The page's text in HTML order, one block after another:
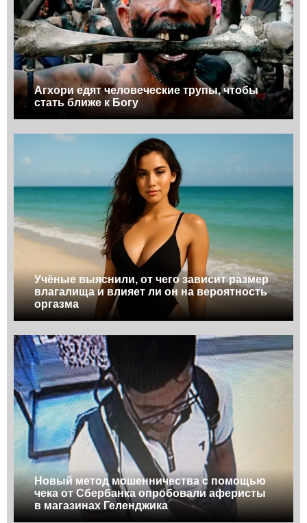
Агхори едят человеческие трупы, чтобы
стать ближе к Богу
Учёные выяснили, от чего зависит размер
влагалища и влияет ли он на вероятность
оргазма
Новый метод мошенничества с помощью
чека от Сбербанка опробовали аферисты
в магазинах Геленджика